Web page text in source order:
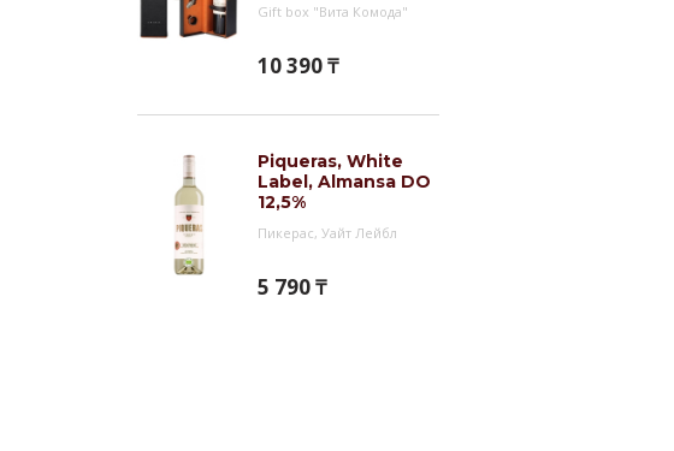
Gift box "Вита Комода"
10 390 ₸
Piqueras, White
Label, Almansa DO
12,5%
Пикерас, Уайт Лейбл
5 790 ₸